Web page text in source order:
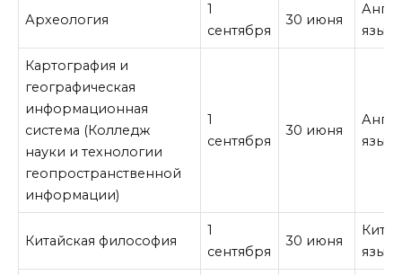
Археология
1
сентября
30 июня
язык
Картография и
географическая
информационная
система (Колледж
науки и технологии
геопространственной
информации)
1
сентября
30 июня
язык
Китайская философия
1
сентября
30 июня
язык